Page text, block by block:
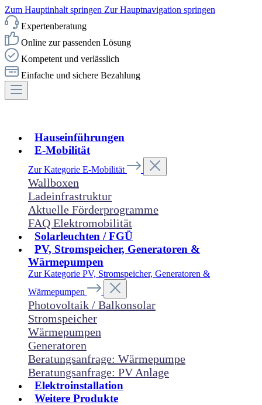
Zum Hauptinhalt springen Zur Hauptnavigation springen
Expertenberatung
Online zur passenden Lösung
Kompetent und verlässlich
Einfache und sichere Bezahlung
Hauseinführungen
E-Mobilität
Zur Kategorie E-Mobilität
Wallboxen
Ladeinfrastruktur
Aktuelle Förderprogramme
FAQ Elektromobilität
Solarleuchten / FGÜ
PV, Stromspeicher, Generatoren &
Wärmepumpen
Zur Kategorie PV, Stromspeicher, Generatoren &
Wärmepumpen
Photovoltaik / Balkonsolar
Stromspeicher
Wärmepumpen
Generatoren
Beratungsanfrage: Wärmepumpe
Beratungsanfrage: PV Anlage
Elektroinstallation
Weitere Produkte